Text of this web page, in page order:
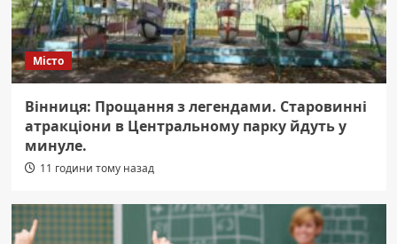
Місто
Вінниця: Прощання з легендами. Старовинні
атракціони в Центральному парку йдуть у
минуле.
11 години тому назад